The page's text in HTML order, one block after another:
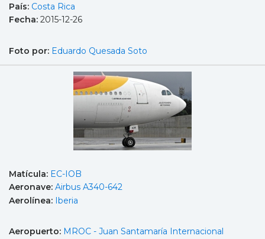
País: Costa Rica
Fecha: 2015-12-26
Foto por: Eduardo Quesada Soto
Matícula: EC-IOB
Aeronave: Airbus A340-642
Aerolínea: Iberia
Aeropuerto: MROC - Juan Santamaría Internacional